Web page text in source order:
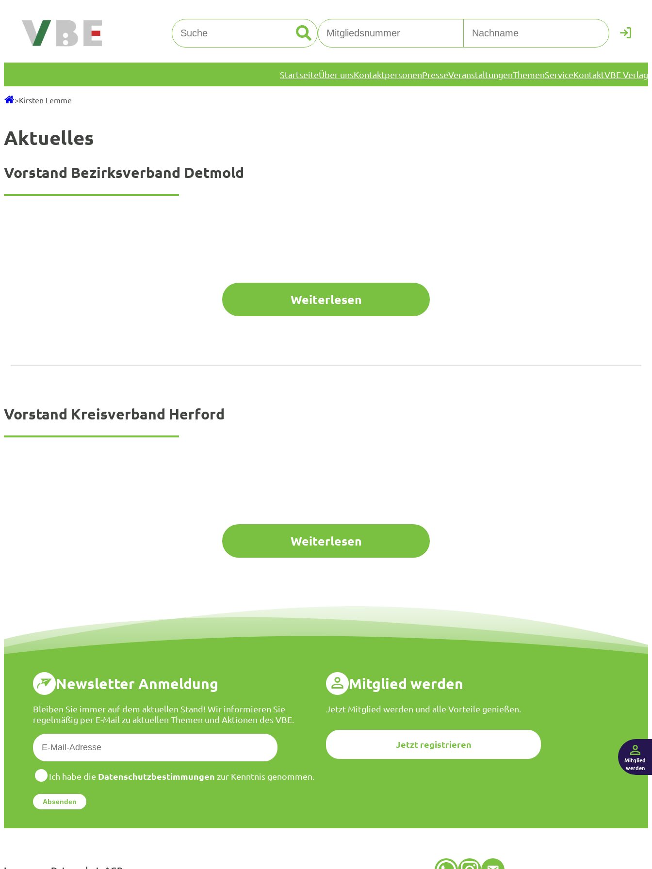
Inhalt
springen
Suchen
StartseiteÜber unsKontaktpersonenPresseVeranstaltungenThemenServiceKontaktVBE Verlag
>Kirsten Lemme
Aktuelles
Vorstand Bezirksverband Detmold
Weiterlesen
Vorstand Kreisverband Herford
Weiterlesen
Newsletter Anmeldung
Bleiben Sie immer auf dem aktuellen Stand! Wir informieren Sie
regelmäßig per E-Mail zu aktuellen Themen und Aktionen des VBE.
E
-
M
a
l
*
D
t
e
Ich habe die Datenschutzbestimmungen zur Kenntnis genommen.
Mitglied werden
Jetzt Mitglied werden und alle Vorteile genießen.
Jetzt registrieren
Mitglied
werden